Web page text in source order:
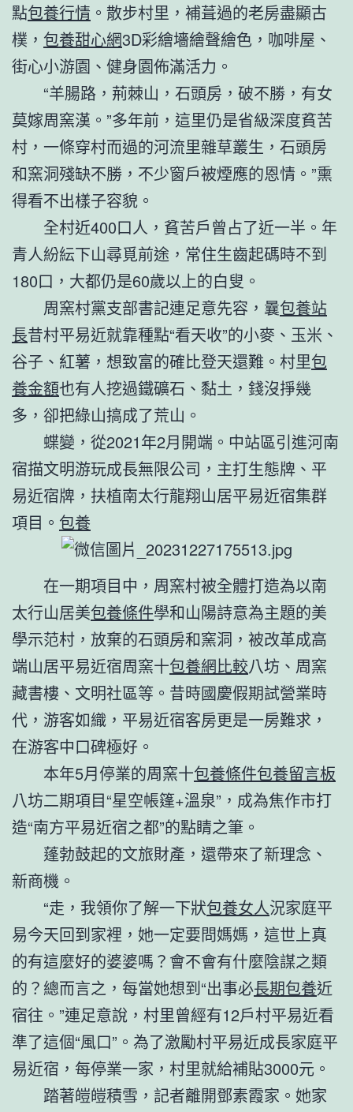
點包養行情 。散步村里，補葺過的老房盡顯古
樸， 包養甜心網3D彩繪墻繪聲繪色，咖啡屋、
街心小游園、健身園佈滿活力。
“羊腸路，荊棘山，石頭房，破不勝，有女
莫嫁周窯漢。”多年前，這里仍是省級深度貧苦
村，一條穿村而過的河流里雜草叢生，石頭房
和窯洞殘缺不勝，不少窗戶被煙應的恩情。”熏
得看不出樣子容貌。
全村近400口人，貧苦戶曾占了近一半。年
青人紛紜下山尋覓前途，常住生齒起碼時不到
180口，大都仍是60歲以上的白叟。
周窯村黨支部書記連足意先容，曩包養站
長昔村平易近就靠種點“看天收”的小麥、玉米、
谷子、紅薯，想致富的確比登天還難。村里包
養金額也有人挖過鐵礦石、黏土，錢沒掙幾
多，卻把綠山搞成了荒山。
蝶變，從2021年2月開端。中站區引進河南
宿描文明游玩成長無限公司，主打生態牌、平
易近宿牌，扶植南太行龍翔山居平易近宿集群
項目。 包養
在一期項目中，周窯村被全體打造為以南
太行山居美包養條件學和山陽詩意為主題的美
學示范村，放棄的石頭房和窯洞，被改革成高
端山居平易近宿周窯十包養網比較八坊、周窯
藏書樓、文明社區等。昔時國慶假期試營業時
代，游客如織，平易近宿客房更是一房難求，
在游客中口碑極好。
本年5月停業的周窯十包養條件包養留言板
八坊二期項目“星空帳篷+溫泉”，成為焦作市打
造“南方平易近宿之都”的點睛之筆。
蓬勃鼓起的文旅財產，還帶來了新理念、
新商機。
“走，我領你了解一下狀包養女人況家庭平
易今天回到家裡，她一定要問媽媽，這世上真
的有這麼好的婆婆嗎？會不會有什麼陰謀之類
的？總而言之，每當她想到“出事必長期包養近
宿往。”連足意說，村里曾經有12戶村平易近看
準了這個“風口”。為了激勵村平易近成長家庭平
易近宿，每停業一家，村里就給補貼3000元。
踏著皚皚積雪，記者離開鄧素霞家。她家